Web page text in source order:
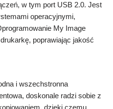
w tym port USB 2.0. Jest
operacyjnymi,
My Image
poprawiając jakość
i wszechstronna
doskonale radzi sobie z